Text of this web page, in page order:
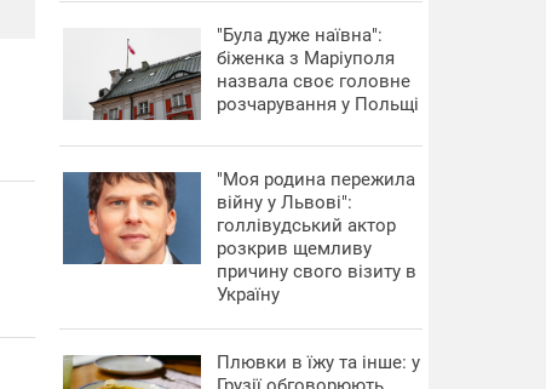
"Була дуже наївна":
біженка з Маріуполя
назвала своє головне
розчарування у Польщі
"Моя родина пережила
війну у Львові":
голлівудський актор
розкрив щемливу
причину свого візиту в
Україну
Плювки в їжу та інше: у